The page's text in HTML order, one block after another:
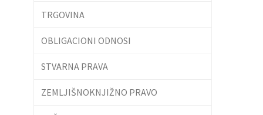
TRGOVINA
OBLIGACIONI ODNOSI
STVARNA PRAVA
ZEMLJIŠNOKNJIŽNO PRAVO